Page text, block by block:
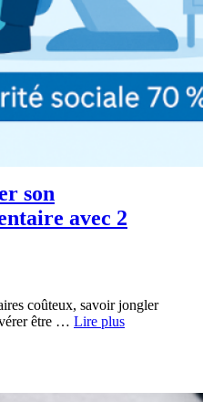
son
avec 2
coûteux, savoir jongler
être … Lire plus